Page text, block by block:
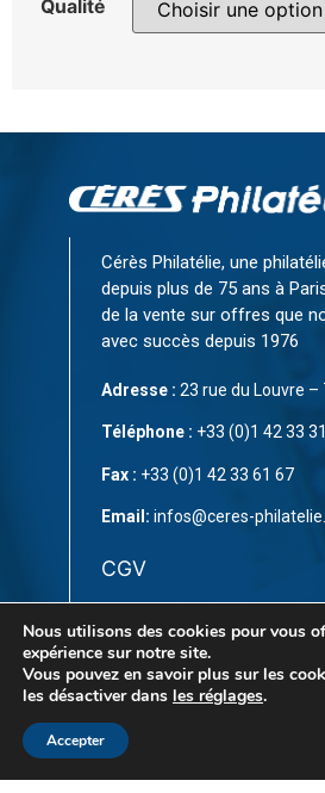
Qualité
Cérès Philatélie, une
depuis plus de 75 ans à
de la vente sur offres que
avec succès depuis 1976
Adresse : 23 rue du Louvre –
Téléphone : +33 (0)1 42 33
Fax : +33 (0)1 42 33 61 67
Email: infos@ceres-
CGV
Contact
© Copyright 2023 parCÉRÈS
Nous utilisons des cookies pour vous
expérience sur notre site.
Vous pouvez en savoir plus sur les
les désactiver dans les réglages.
Accepter